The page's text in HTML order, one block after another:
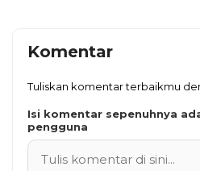
Komentar
Tuliskan komentar terbaikmu
Isi komentar sepenuhnya
pengguna